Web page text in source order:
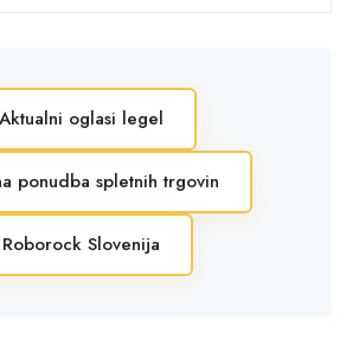
Aktualni oglasi legel
ponudba spletnih trgovin
Roborock Slovenija